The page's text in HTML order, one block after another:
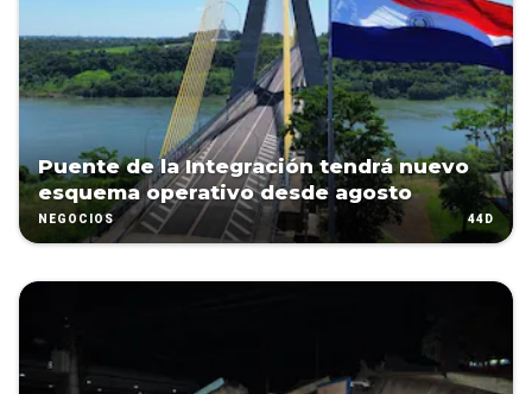
Puente de la Integración tendrá nuevo
esquema operativo desde agosto
NEGOCIOS 44D